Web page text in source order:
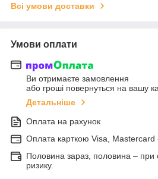
Всі умови доставки
Умови оплати
Ви отримаєте замовлення
або гроші повернуться на вашу
Детальніше
Оплата на рахунок
Оплата карткою Visa, Mastercard
Половина зараз, половина – при
ризику.